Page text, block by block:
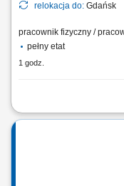
relokacja do: Gdańsk
pracownik fizyczny /
pełny etat
1 godz.
Zakres obowiązków: